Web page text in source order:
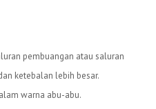
pembuangan atau saluran
ketebalan lebih besar.
warna abu-abu.